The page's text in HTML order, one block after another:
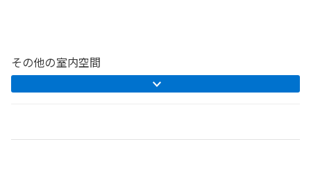
その他の室内空間